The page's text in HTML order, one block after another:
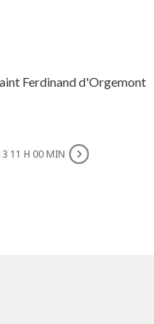
Ferdinand d'Orgemont
11 H 00 MIN